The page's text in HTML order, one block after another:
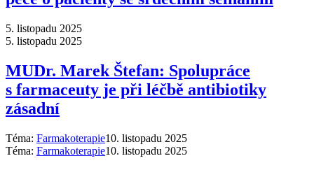
5. listopadu 2025
5. listopadu 2025
MUDr. Marek Štefan: Spolupráce
s farmaceuty je při léčbě antibiotiky
zásadní
Téma: Farmakoterapie10. listopadu 2025
Téma: Farmakoterapie10. listopadu 2025